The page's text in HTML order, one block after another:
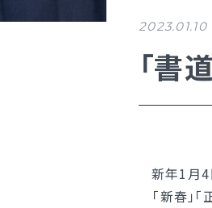
学
（
明
施
明
学校
2023.01.10
「書
新年1月4
「新春」